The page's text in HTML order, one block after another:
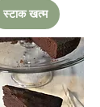
स्टाक खत्म